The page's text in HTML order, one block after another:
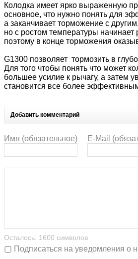
Колодка имеет ярко выраженную
основное, что нужно понять для
а заканчивает торможение с
но с ростом температуры
поэтому в конце торможения
G1300 позволяет тормозить в
Для того чтобы понять что может
большее усилие к рычагу, а затем
становится все более
Добавить комментарий
Имя (обязательное) E-Mail
Осталось: 1600 символов
Подписаться на уведомления о